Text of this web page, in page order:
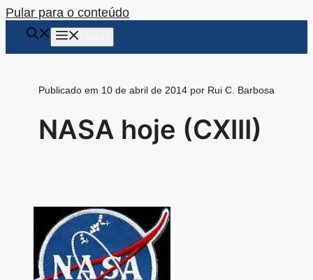
Pular para o conteúdo
Publicado em 10 de abril de 2014 por Rui C. Barbosa
NASA hoje (CXIII)